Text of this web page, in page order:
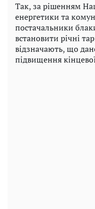
Так, за рішенням
енергетики та
постачальники
встановити річні
відзначають, що
підвищення